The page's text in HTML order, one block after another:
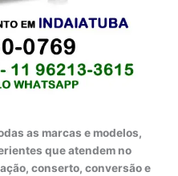
as marcas e modelos,
que atendem no
conserto, conversão e